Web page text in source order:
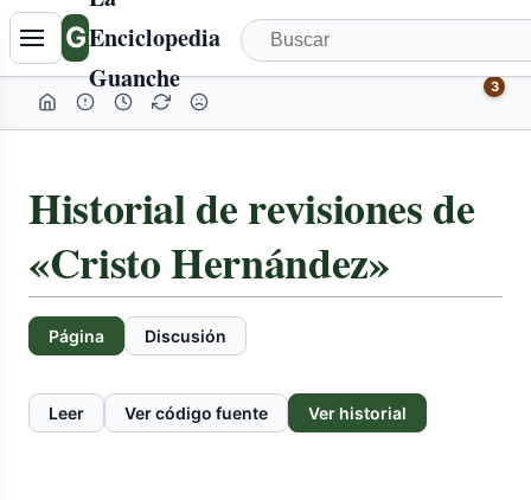
GEnciclopedia
Guanche
3
Historial de revisiones de
«Cristo Hernández»
Página Discusión
Leer Ver código fuente Ver historial